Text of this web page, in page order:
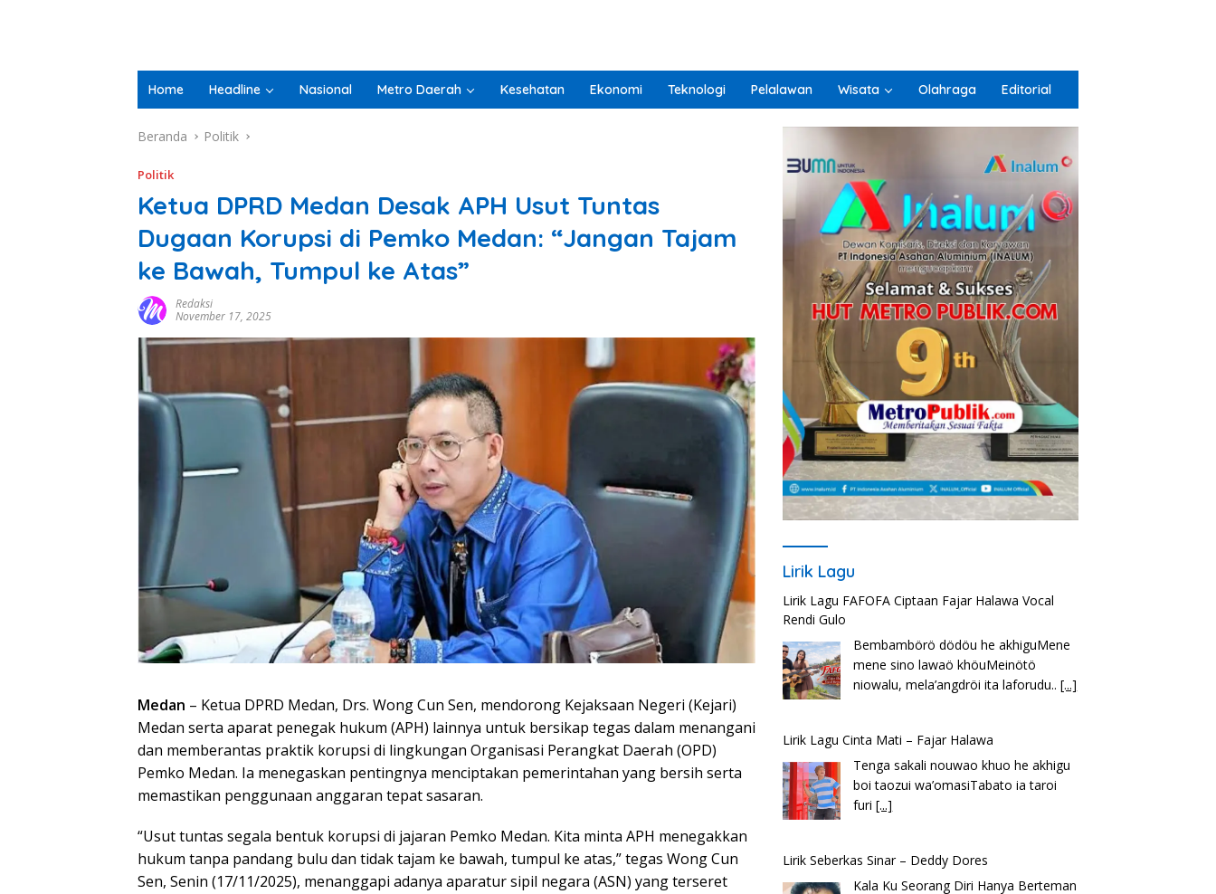
Home Headline Nasional Metro Daerah Kesehatan Ekonomi Teknologi Pelalawan Wisata Olahraga Editorial
Beranda Politik
Politik
Ketua DPRD Medan Desak APH Usut Tuntas
Dugaan Korupsi di Pemko Medan: “Jangan Tajam
ke Bawah, Tumpul ke Atas”
Redaksi
November 17, 2025
Medan – Ketua DPRD Medan, Drs. Wong Cun Sen, mendorong Kejaksaan Negeri (Kejari)
Medan serta aparat penegak hukum (APH) lainnya untuk bersikap tegas dalam menangani
dan memberantas praktik korupsi di lingkungan Organisasi Perangkat Daerah (OPD)
Pemko Medan. Ia menegaskan pentingnya menciptakan pemerintahan yang bersih serta
memastikan penggunaan anggaran tepat sasaran.
“Usut tuntas segala bentuk korupsi di jajaran Pemko Medan. Kita minta APH menegakkan
hukum tanpa pandang bulu dan tidak tajam ke bawah, tumpul ke atas,” tegas Wong Cun
Sen, Senin (17/11/2025), menanggapi adanya aparatur sipil negara (ASN) yang terseret
Lirik Lagu
Lirik Lagu FAFOFA Ciptaan Fajar Halawa Vocal
Rendi Gulo
Bembambörö dödöu he akhiguMene
mene sino lawaö khöuMeinötö
niowalu, mela’angdröi ita laforudu..[...]
Lirik Lagu Cinta Mati – Fajar Halawa
Tenga sakali nouwao khuo he akhigu
boi taozui wa’omasiTabato ia taroi
furi[...]
Lirik Seberkas Sinar – Deddy Dores
Kala Ku Seorang Diri Hanya Berteman